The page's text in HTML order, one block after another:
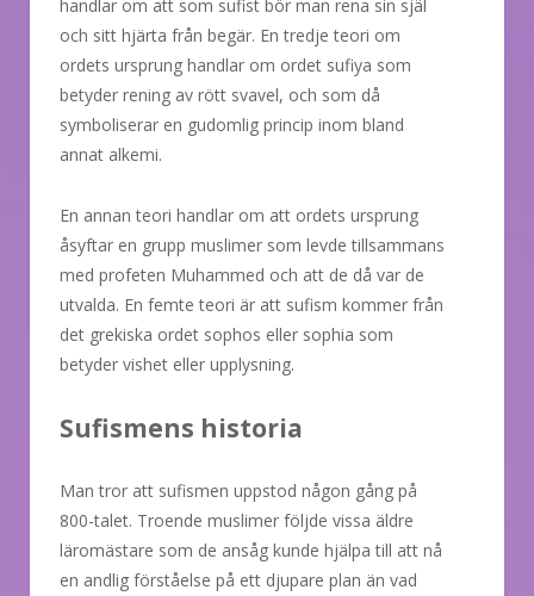
handlar om att som sufist bör man rena sin själ
och sitt hjärta från begär. En tredje teori om
ordets ursprung handlar om ordet sufiya som
betyder rening av rött svavel, och som då
symboliserar en gudomlig princip inom bland
annat alkemi.
En annan teori handlar om att ordets ursprung
åsyftar en grupp muslimer som levde tillsammans
med profeten Muhammed och att de då var de
utvalda. En femte teori är att sufism kommer från
det grekiska ordet sophos eller sophia som
betyder vishet eller upplysning.
Sufismens historia
Man tror att sufismen uppstod någon gång på
800-talet. Troende muslimer följde vissa äldre
läromästare som de ansåg kunde hjälpa till att nå
en andlig förståelse på ett djupare plan än vad